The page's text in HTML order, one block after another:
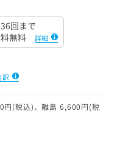
回まで
無料
詳細
訳
円(税込)、離島 6,600円(税